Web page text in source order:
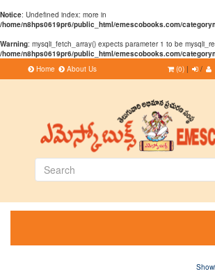
Notice: Undefined index: more in
/home/n8hps0619pr6/public_html/emescobooks.com/
Warning: mysqli_fetch_array() expects parameter 1 to be
/home/n8hps0619pr6/public_html/emescobooks.com/
Home
About Us (0) | /